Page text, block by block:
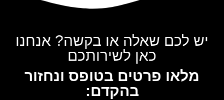
יש לכם שאלה או בקשה? אנחנו
כאן לשירותכם
מלאו פרטים בטופס ונחזור
בהקדם: